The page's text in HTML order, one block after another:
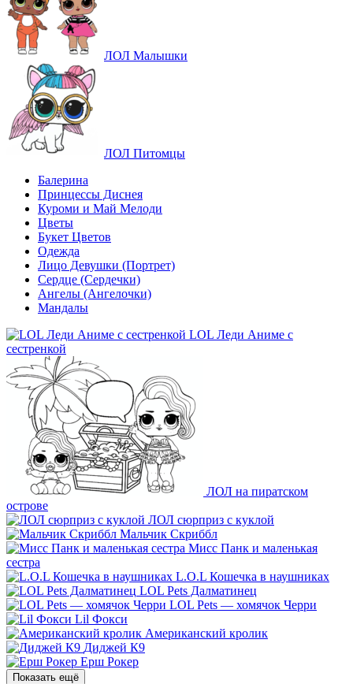
ЛОЛ Малышки
ЛОЛ Питомцы
Балерина
Принцессы Диснея
Куроми и Май Мелоди
Цветы
Букет Цветов
Одежда
Лицо Девушки (Портрет)
Сердце (Сердечки)
Ангелы (Ангелочки)
Мандалы
LOL Леди Аниме с
сестренкой
ЛОЛ на пиратском
острове
ЛОЛ сюрприз с куклой
Мальчик Скриббл
Мисс Панк и маленькая
сестра
L.O.L Кошечка в наушниках
LOL Pets Далматинец
LOL Pets — хомячок Черри
Lil Фокси
Американский кролик
Диджей К9
Ерш Рокер
Показать ещё